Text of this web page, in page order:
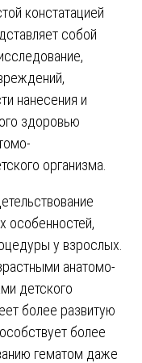
констатацией
собой
нанесения и
здоровью
организма.
особенностей,
у взрослых.
анатомо-
детского
более развитую
более
гематом даже